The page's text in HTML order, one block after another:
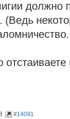
должно
(Ведь
#14091